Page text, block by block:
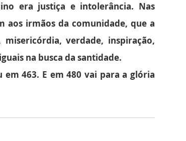
era justiça e intolerância. Nas
aos irmãos da comunidade, que a
verdade, inspiração,
na busca da santidade.
463. E em 480 vai para a glória